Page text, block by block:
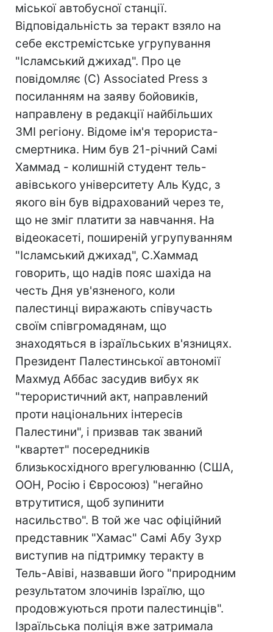
міської автобусної станції.
Відповідальність за теракт взяло на
себе екстремістське угрупування
"Ісламський джихад". Про це
повідомляє (C) Associated Press з
посиланням на заяву бойовиків,
направлену в редакції найбільших
ЗМІ регіону. Відоме ім'я терориста-
смертника. Ним був 21-річний Самі
Хаммад - колишній студент тель-
авівського університету Аль Кудс, з
якого він був відрахований через те,
що не зміг платити за навчання. На
відеокасеті, поширеній угрупуванням
"Ісламський джихад", С.Хаммад
говорить, що надів пояс шахіда на
честь Дня ув'язненого, коли
палестинці виражають співучасть
своїм співгромадянам, що
знаходяться в ізраїльських в'язницях.
Президент Палестинської автономії
Махмуд Аббас засудив вибух як
"терористичний акт, направлений
проти національних інтересів
Палестини", і призвав так званий
"квартет" посередників
близькосхідного врегулюванню (США,
ООН, Росію і Євросоюз) "негайно
втрутитися, щоб зупинити
насильство". В той же час офіційний
представник "Хамас" Самі Абу Зухр
виступив на підтримку теракту в
Тель-Авіві, назвавши його "природним
результатом злочинів Ізраїлю, що
продовжуються проти палестинців".
Ізраїльська поліція вже затримала